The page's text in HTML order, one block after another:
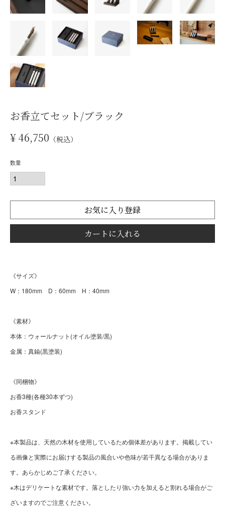
お香立てセット/ブラック
¥ 46,750 税込
お気に入り登録
カートに入れる
《サイズ》
W：180mm D：60mm H：40mm
《素材》
本体：ウォールナット(オイル塗装/黒)
金属：真鍮(黒塗装)
《同梱物》
お香3種(各種30本ずつ)
お香スタンド
※本製品は、天然の木材を使用しているため個体差があります。掲載してい
る画像と実際にお届けする製品の風合いや色味が若干異なる場合がありま
す。あらかじめご了承ください。
※木はデリケートな素材です。落としたり強い力を加えると割れる場合がご
ざいますのでご注意ください。